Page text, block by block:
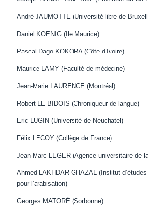
André JAUMOTTE (Université libre de
Daniel KOENIG (Ile Maurice)
Pascal Dago KOKORA (Côte d’Ivoire)
Maurice LAMY (Faculté de médecine)
Jean-Marie LAURENCE (Montréal)
Robert LE BIDOIS (Chroniqueur de langue)
Eric LUGIN (Université de Neuchatel)
Félix LECOY (Collège de France)
Jean-Marc LEGER (Agence universitaire de
Ahmed LAKHDAR-GHAZAL (Institut
pour l’arabisation)
Georges MATORÉ (Sorbonne)